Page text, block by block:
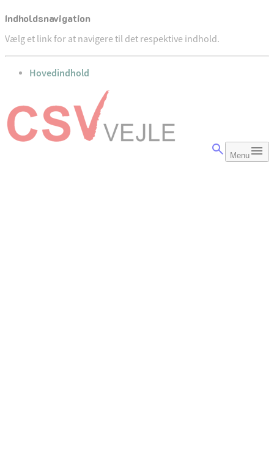
Indholdsnavigation
Vælg et link for at navigere til det respektive indhold.
gå til
Hovedindhold
Menu